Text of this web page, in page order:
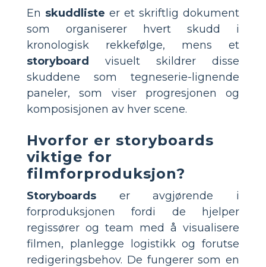
En skuddliste er et skriftlig dokument
som organiserer hvert skudd i
kronologisk rekkefølge, mens et
storyboard
visuelt skildrer disse
skuddene som tegneserie-lignende
paneler, som viser progresjonen og
komposisjonen av hver scene.
Hvorfor er storyboards
viktige for
filmforproduksjon?
Storyboards er avgjørende i
forproduksjonen fordi de hjelper
regissører og team med å visualisere
filmen, planlegge logistikk og forutse
redigeringsbehov. De fungerer som en